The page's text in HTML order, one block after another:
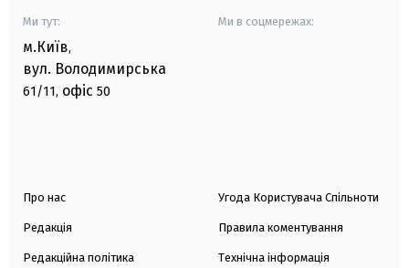
Ми тут:
м.Київ,
вул. Володимирська
61/11, офіс 50
Ми в соцмережах:
Про нас
Редакція
Редакційна політика
Угода Користувача Спільноти
Правила коментування
Технічна інформація